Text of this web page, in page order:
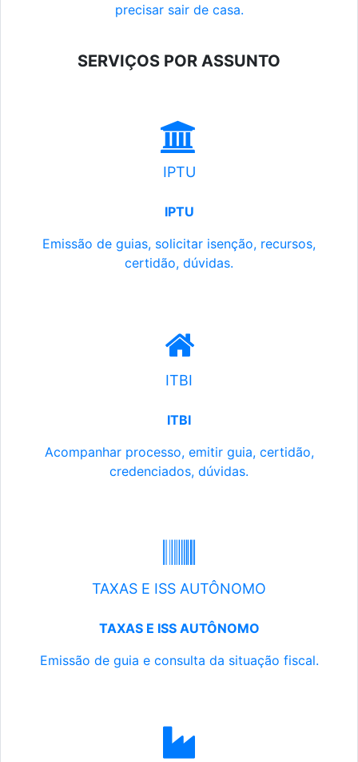
precisar sair de casa.
SERVIÇOS POR ASSUNTO
IPTU
IPTU
Emissão de guias, solicitar isenção, recursos,
certidão, dúvidas.
ITBI
ITBI
Acompanhar processo, emitir guia, certidão,
credenciados, dúvidas.
TAXAS E ISS AUTÔNOMO
TAXAS E ISS AUTÔNOMO
Emissão de guia e consulta da situação fiscal.